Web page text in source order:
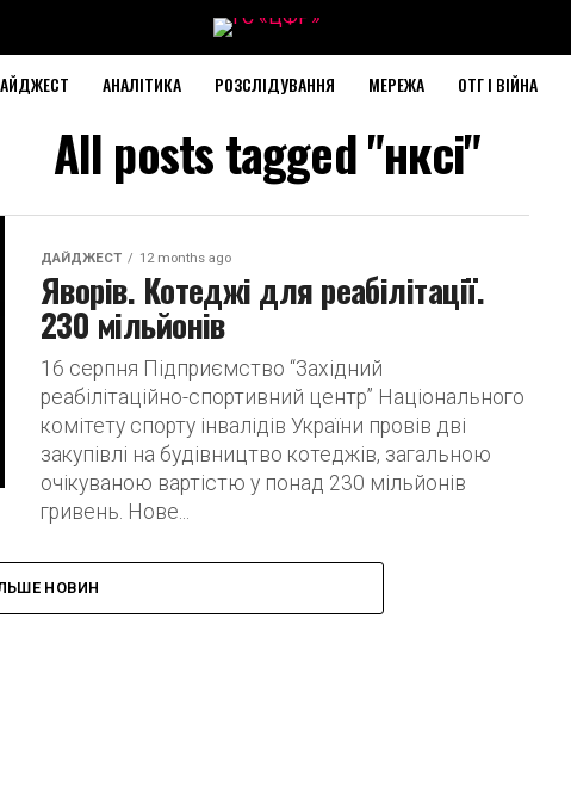
АНАЛІТИКА РОЗСЛІДУВАННЯ МЕРЕЖА ОТГ І ВІЙНА
All posts tagged "нксі"
ДАЙДЖЕСТ 12 months ago
Яворів. Котеджі для реабілітації.
230 мільйонів
16 серпня Підприємство “Західний
реабілітаційно-спортивний центр” Національного
комітету спорту інвалідів України провів дві
закупівлі на будівництво котеджів, загальною
очікуваною вартістю у понад 230 мільйонів
гривень. Нове...
НОВИН